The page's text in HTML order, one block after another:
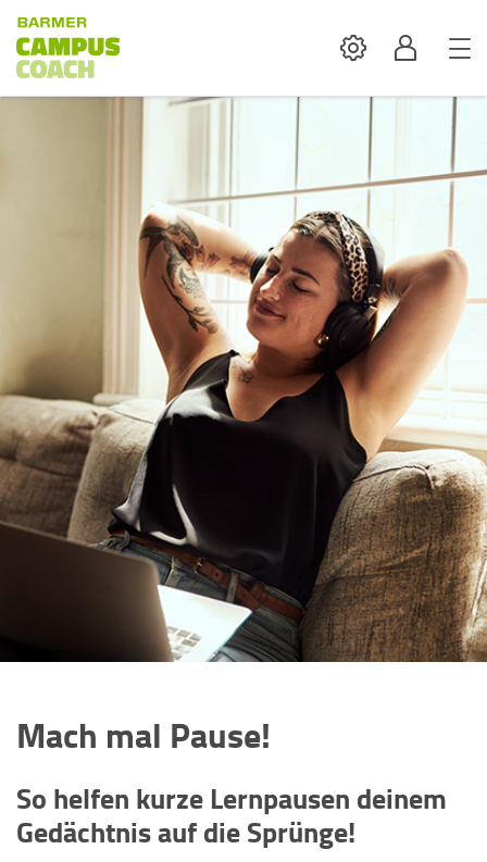
SettingsProfil
Mach mal Pause!
So helfen kurze Lernpausen deinem
Gedächtnis auf die Sprünge!